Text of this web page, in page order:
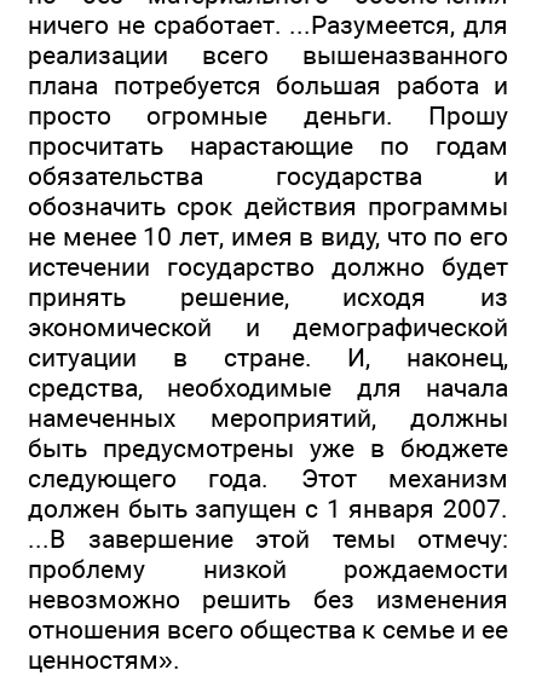
ничего не сработает. ...Разумеется, для
реализации всего вышеназванного
плана потребуется большая работа и
просто огромные деньги. Прошу
просчитать нарастающие по годам
обязательства государства и
обозначить срок действия программы
не менее 10 лет, имея в виду, что по его
истечении государство должно будет
принять решение, исходя из
экономической и демографической
ситуации в стране. И, наконец,
средства, необходимые для начала
намеченных мероприятий, должны
быть предусмотрены уже в бюджете
следующего года. Этот механизм
должен быть запущен с 1 января 2007.
...В завершение этой темы отмечу:
проблему низкой рождаемости
невозможно решить без изменения
отношения всего общества к семье и ее
ценностям».